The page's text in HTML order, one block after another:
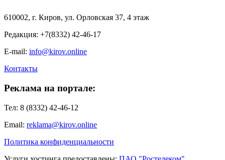
610002, г. Киров, ул. Орловская 37, 4 этаж
Редакция: +7(8332) 42-46-17
E-mail: info@kirov.online
Контакты
Реклама на портале:
Тел: 8 (8332) 42-46-12
Email: reklama@kirov.online
Политика конфиденциальности